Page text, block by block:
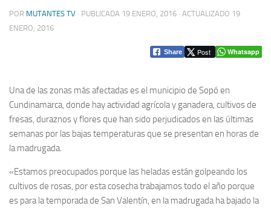
POR MUTANTES TV · PUBLICADA 19 ENERO, 2016 · ACTUALIZADO 19
ENERO, 2016
Share Post Whatsapp
Una de las zonas más afectadas es el municipio de Sopó en
Cundinamarca, donde hay actividad agrícola y ganadera, cultivos de
fresas, duraznos y flores que han sido perjudicados en las últimas
semanas por las bajas temperaturas que se presentan en horas de
la madrugada.
«Estamos preocupados porque las heladas están golpeando los
cultivos de rosas, por esta cosecha trabajamos todo el año porque
es para la temporada de San Valentín, en la madrugada ha bajado la